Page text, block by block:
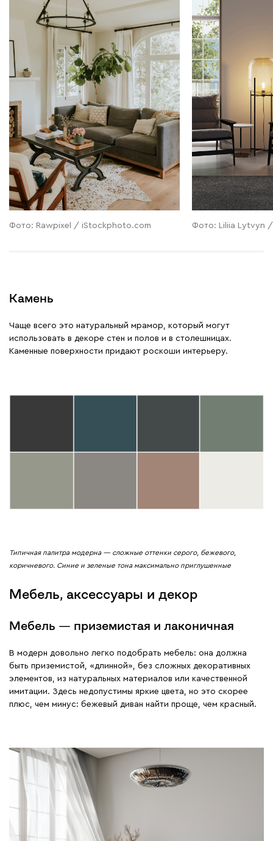
Фото: Rawpixel / iStockphoto.com Фото: Liliia Lytvyn
Камень
Чаще всего это натуральный мрамор, который могут
использовать в декоре стен и полов и в столешницах.
Каменные поверхности придают роскоши интерьеру.
Типичная палитра модерна — сложные оттенки серого, бежевого,
коричневого. Синие и зеленые тона максимально приглушенные
Мебель, аксессуары и декор
Мебель — приземистая и лаконичная
В модерн довольно легко подобрать мебель: она должна
быть приземистой, «длинной», без сложных декоративных
элементов, из натуральных материалов или качественной
имитации. Здесь недопустимы яркие цвета, но это скорее
плюс, чем минус: бежевый диван найти проще, чем красный.